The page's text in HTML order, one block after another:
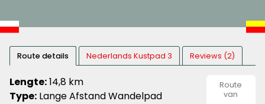
Route details Nederlands Kustpad 3 Reviews (2)
Lengte:14,8 km
Type: Lange Afstand Wandelpad
Route
van